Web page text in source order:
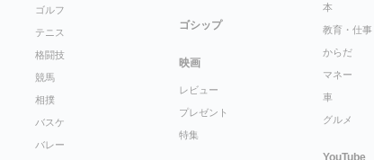
ゴルフ
テニス
格闘技
競馬
相撲
バスケ
バレー
ゴシップ
映画
レビュー
プレゼント
特集
本
教育・仕事
からだ
マネー
車
グルメ
YouTube